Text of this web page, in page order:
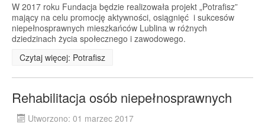
W 2017 roku Fundacja będzie realizowała projekt „Potrafisz”
mający na celu promocję aktywności, osiągnięć i sukcesów
niepełnosprawnych mieszkańców Lublina w różnych
dziedzinach życia społecznego i zawodowego.
Czytaj więcej: Potrafisz
Rehabilitacja osób niepełnosprawnych
Utworzono: 01 marzec 2017